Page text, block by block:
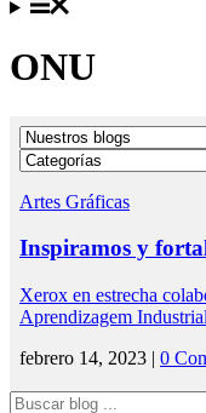
ONU
Artes Gráficas
Inspiramos y
Xerox en estrecha
Aprendizagem
febrero 14, 2023 | 0